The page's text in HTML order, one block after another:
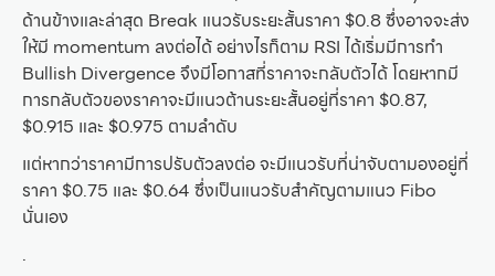
ด้านข้างและล่าสุด Break แนวรับระยะสั้นราคา $0.8 ซึ่งอาจจะส่ง
ให้มี momentum ลงต่อได้ อย่างไรก็ตาม RSI ได้เริ่มมีการทำ
Bullish Divergence จึงมีโอกาสที่ราคาจะกลับตัวได้ โดยหากมี
การกลับตัวของราคาจะมีแนวต้านระยะสั้นอยู่ที่ราคา $0.87,
$0.915 และ $0.975 ตามลำดับ
แต่หากว่าราคามีการปรับตัวลงต่อ จะมีแนวรับที่น่าจับตามองอยู่ที่
ราคา $0.75 และ $0.64 ซึ่งเป็นแนวรับสำคัญตามแนว Fibo
นั่นเอง
.